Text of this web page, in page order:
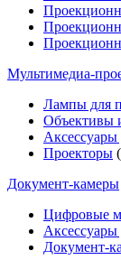
Мультимедиa-
Лампы для
Объективы
Аксессуары
Проекторы
Документ-камеры
Цифровые
Аксессуары
Документ-